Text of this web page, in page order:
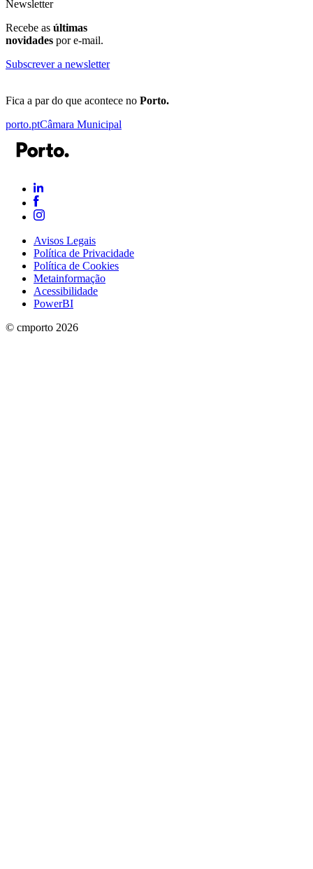
Newsletter
Recebe as últimas
novidades por e-mail.
Subscrever a newsletter
Fica a par do que acontece no Porto.
porto.ptCâmara Municipal
Avisos Legais
Política de Privacidade
Política de Cookies
Metainformação
Acessibilidade
PowerBI
© cmporto 2026